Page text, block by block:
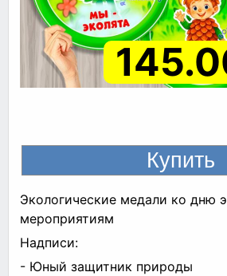
Экологические медали ко дню
мероприятиям
Надписи:
- Юный защитник природы